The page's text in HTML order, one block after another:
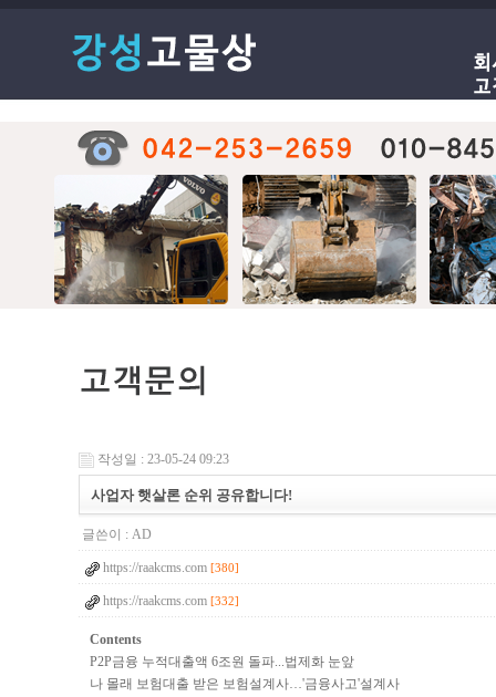
작성일 : 23-05-24 09:23
사업자 햇살론 순위 공유합니다!
글쓴이 : AD
https://raakcms.com [380]
https://raakcms.com [332]
Contents
P2P금융 누적대출액 6조원 돌파...법제화 눈앞
나 몰래 보험대출 받은 보험설계사…'금융사고'설계사